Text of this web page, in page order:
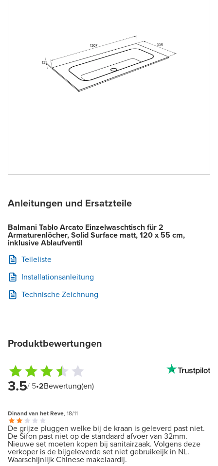
Anleitungen und Ersatzteile
Balmani Tablo Arcato Einzelwaschtisch für 2
Armaturenlöcher, Solid Surface matt, 120 x 55 cm,
inklusive Ablaufventil
Teileliste
Installationsanleitung
Technische Zeichnung
Produktbewertungen
3.5/ 5•2Bewertung(en)
Dinand van het Reve, 18/11
De grijze pluggen welke bij de kraan is geleverd past niet.
De Sifon past niet op de standaard afvoer van 32mm.
Nieuwe set moeten kopen bij sanitairzaak. Volgens deze
verkoper is de bijgeleverde set niet gebruikeijk in NL.
Waarschijnlijk Chinese makelaardij.